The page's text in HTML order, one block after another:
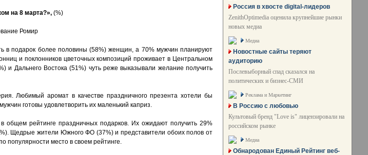
на 8 марта?», (%)
в подарок более половины (58%) женщин, а 70% мужчин планируют
и поклонников цветочных композиций проживает в Центральном
Дальнего Востока (51%) чуть реже выказывали желание получить
Любимый аромат в качестве праздничного презента хотели бы
готовы удовлетворить их маленький каприз.
рейтинге праздничных подарков. Их ожидают получить 29%
Щедрые жители Южного ФО (37%) и представители обоих полов от
популярности место в своем рейтинге.
Россия в хвосте digital-лидеров
ZenithOptimedia оценила крупнейшие рынки
новых медиа
Медиа
Новостные сайты теряют
аудиторию
Послевыборный спад сказался на
политических и бизнес-СМИ
Реклама и Маркетинг
В Россию с любовью
Культовый бренд "Love is" лицензировали на
российском рынке
Медиа
Обнародован Единый Рейтинг веб-